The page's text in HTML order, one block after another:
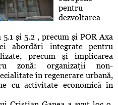
pentru
dezvoltarea
şi 5.2 , precum şi POR Axa
abordări integrate pentru
precum şi implicarea
zonă: organizaţii non-
în regenerare urbană,
cu activitate economică în